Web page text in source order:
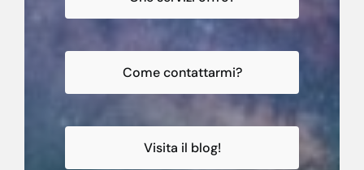
Come contattarmi?
Visita il blog!